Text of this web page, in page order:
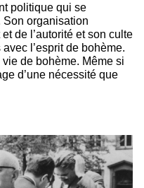
politique qui se
Son organisation
de l’autorité et son culte
l’esprit de bohème.
de bohème. Même si
d’une nécessité que